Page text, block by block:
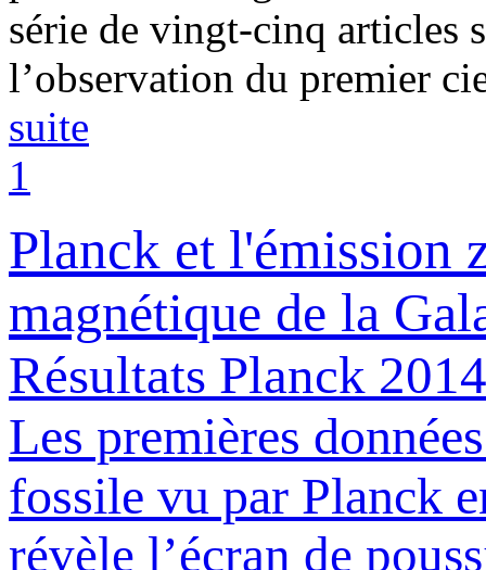
série de vingt-cinq articles
l’observation du premier
suite
1
Planck et l'émission
magnétique de la
Résultats Planck
Les premières
fossile vu par Planck
révèle l’écran de